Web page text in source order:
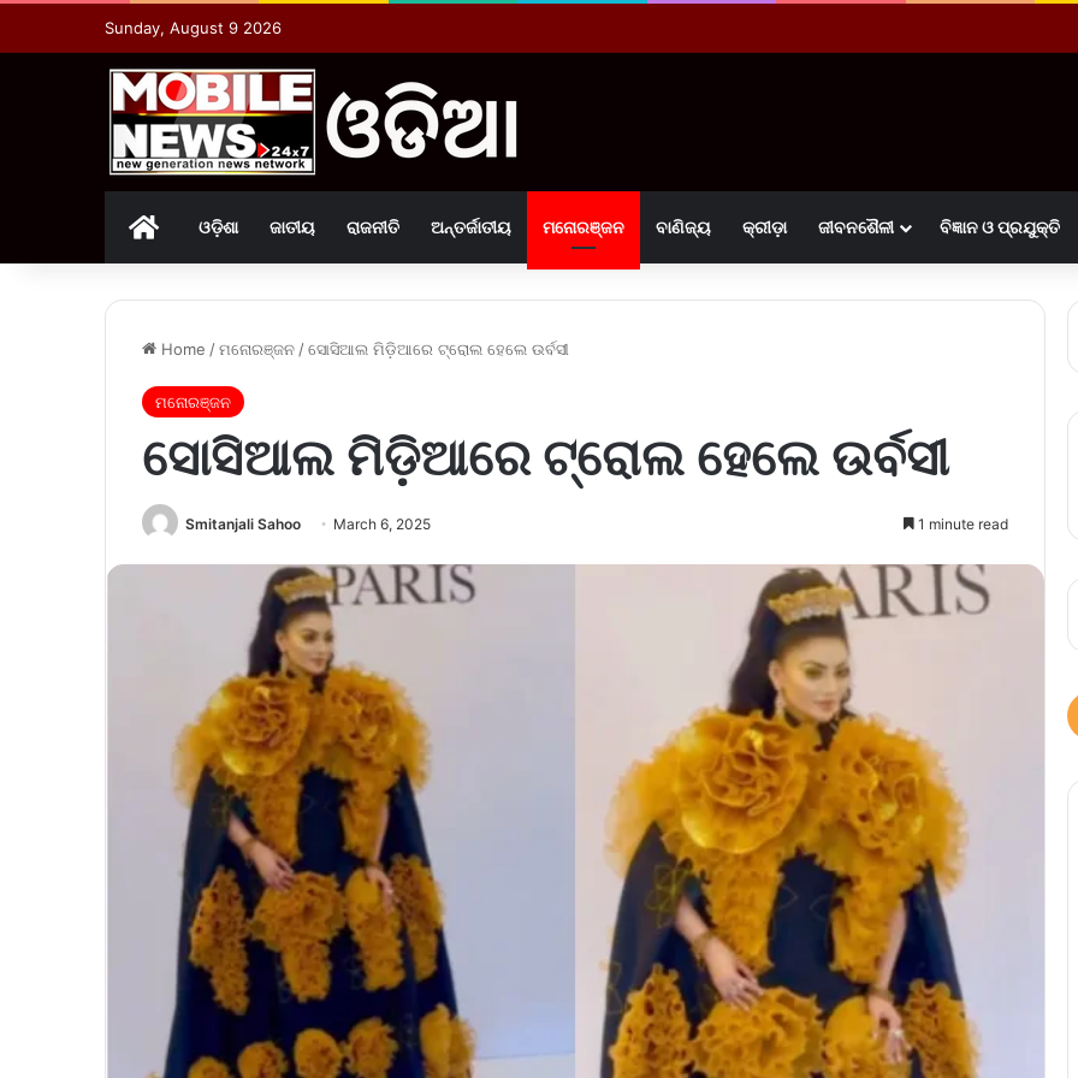
Sunday, August 9 2026
Homeଓଡ଼ିଶା ଜାତୀୟ ରାଜନୀତି ଅନ୍ତର୍ଜାତୀୟ ମନୋରଞ୍ଜନ ବାଣିଜ୍ୟ କ୍ରୀଡ଼ା ଜୀବନଶୈଳୀ ବିଜ୍ଞାନ ଓ ପ୍ରଯୁକ୍ତି
Home /ମନୋରଞ୍ଜନ /ସୋସିଆଲ ମିଡ଼ିଆରେ ଟ୍ରୋଲ ହେଲେ ଉର୍ବସୀ
ମନୋରଞ୍ଜନ
ସୋସିଆଲ ମିଡ଼ିଆରେ ଟ୍ରୋଲ ହେଲେ ଉର୍ବସୀ
Smitanjali Sahoo March 6, 2025 1 minute read